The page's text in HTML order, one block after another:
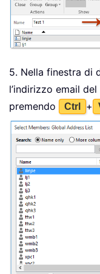
5. Nella finestra di
l’indirizzo email
premendo
Ctrl +